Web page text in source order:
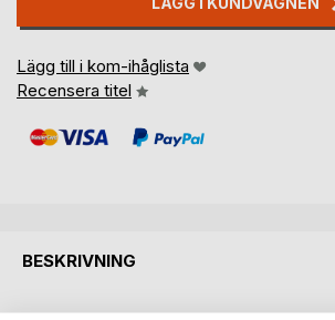
Lägg till i kom-ihåglista
Recensera titel
BESKRIVNING